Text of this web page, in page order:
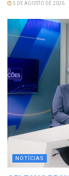
5 DE AGOSTO DE 2026
NOTÍCIAS